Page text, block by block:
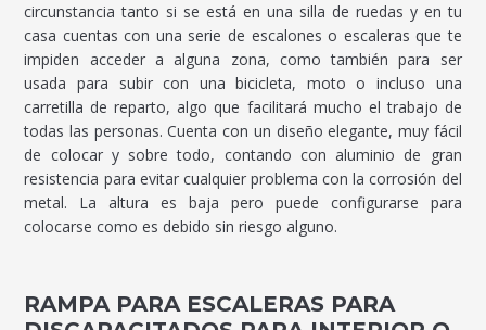
circunstancia tanto si se está en una silla de ruedas y en tu
casa cuentas con una serie de escalones o escaleras que te
impiden acceder a alguna zona, como también para ser
usada para subir con una bicicleta, moto o incluso una
carretilla de reparto, algo que facilitará mucho el trabajo de
todas las personas. Cuenta con un diseño elegante, muy fácil
de colocar y sobre todo, contando con aluminio de gran
resistencia para evitar cualquier problema con la corrosión del
metal. La altura es baja pero puede configurarse para
colocarse como es debido sin riesgo alguno.
RAMPA PARA ESCALERAS PARA